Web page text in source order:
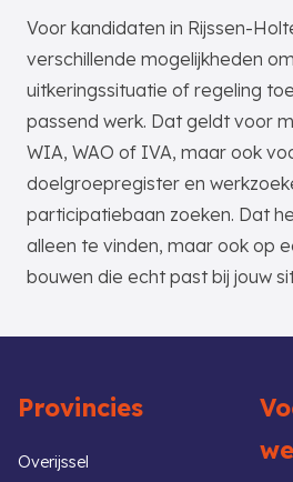
Voor kandidaten in Rijssen-
verschillende mogelijkheden
uitkeringssituatie of regeling
passend werk. Dat geldt voor
WIA, WAO of IVA, maar ook
doelgroepregister en
participatiebaan zoeken. Dat
alleen te vinden, maar ook op
bouwen die echt past bij jouw
Provincies
Overijssel